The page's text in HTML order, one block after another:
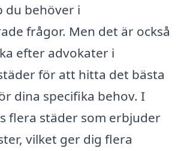
du behöver i
frågor. Men det är också
efter advokater i
för att hitta det bästa
dina specifika behov. I
flera städer som erbjuder
vilket ger dig flera